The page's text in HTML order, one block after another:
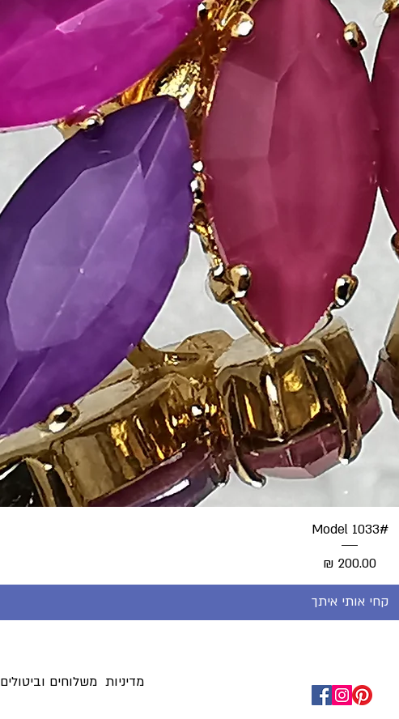
#Model 1033
מחיר
קחי אותי איתך
מדיניות משלוחים וביטולים ​